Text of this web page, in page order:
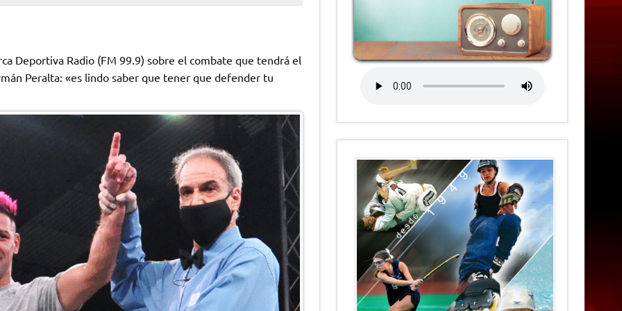
Deportiva Radio (FM 99.9) sobre el combate que tendrá el
Peralta: «es lindo saber que tener que defender tu